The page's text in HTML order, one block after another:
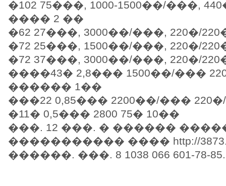
�102 75���, 1000-1500��/���,
���� 2 ��
�62 27���, 3000��/���, 220�/
�72 25���, 1500��/���, 220�/
�72 37���, 3000��/���, 220�/
����43� 2,8��� 1500��/���
������ 1��
���22 0,85��� 2200��/���
�11� 0,5��� 2800 75� 10��
���. 12 ���. � ������
����������� ���� http://
������. ���. 8 1038 066 601-78-85.